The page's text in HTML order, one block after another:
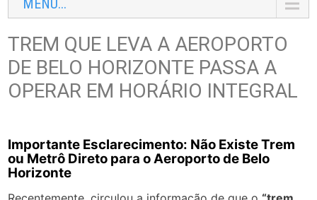
MENU...
TREM QUE LEVA A AEROPORTO
DE BELO HORIZONTE PASSA A
OPERAR EM HORÁRIO INTEGRAL
Importante Esclarecimento: Não Existe Trem
ou Metrô Direto para o Aeroporto de Belo
Horizonte